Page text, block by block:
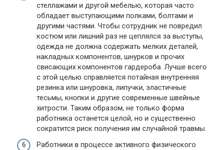
стеллажами и другой мебелью, которая часто
обладает выступающими полками, болтами и
другими частями. Чтобы сотрудник не повредил
костюм или лишний раз не цеплялся за выступы,
одежда не должна содержать мелких деталей,
накладных компонентов, шнурков и прочих
свисающих компонентов гардероба. Лучше всего
с этой целью справляется потайная внутренняя
резинка или шнуровка, липучки, эластичные
тесьмы, кнопки и другие современные швейные
хитрости. Таким образом, не только форма
работника останется целой, но и существенно
сократится риск получения им случайной травмы.
Работники в процессе активного физического